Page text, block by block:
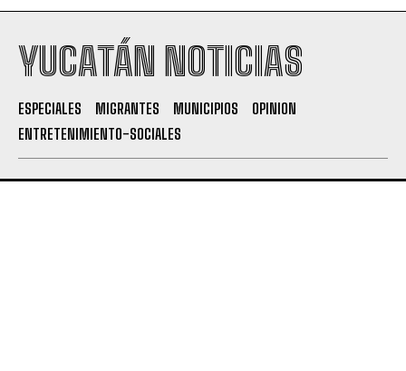
YUCATÁN NOTICIAS
ESPECIALES MIGRANTES MUNICIPIOS
OPINION
ENTRETENIMIENTO-SOCIALES